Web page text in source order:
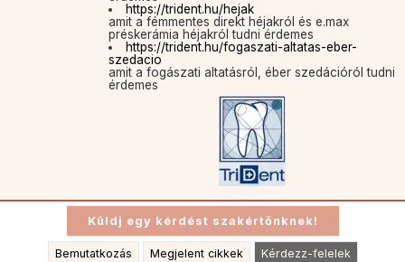
https://trident.hu/hejak
amit a fémmentes direkt héjakról és e.max
préskerámia héjakról tudni érdemes
https://trident.hu/fogaszati-altatas-eber-
szedacio
amit a fogászati altatásról, éber szedációról tudni
érdemes
Bemutatkozás Megjelent cikkek Kérdezz-felelek